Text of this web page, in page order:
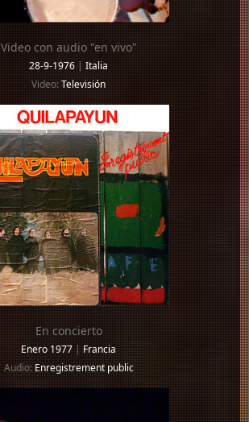
Video con audio "en vivo"
28-9-1976|Italia
Video:Televisión
En concierto
Enero 1977|Francia
Audio:Enregistrement public